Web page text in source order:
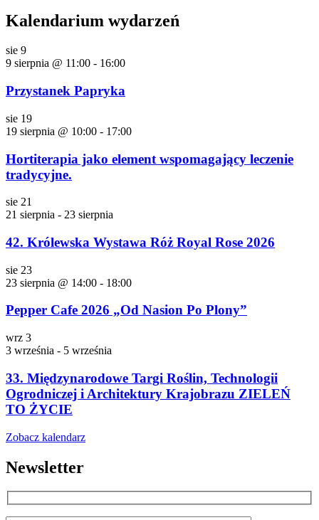
Kalendarium wydarzeń
sie 9
9 sierpnia @ 11:00 - 16:00
Przystanek Papryka
sie 19
19 sierpnia @ 10:00 - 17:00
Hortiterapia jako element wspomagający leczenie
tradycyjne.
sie 21
21 sierpnia - 23 sierpnia
42. Królewska Wystawa Róż Royal Rose 2026
sie 23
23 sierpnia @ 14:00 - 18:00
Pepper Cafe 2026 „Od Nasion Po Plony”
wrz 3
3 września - 5 września
33. Międzynarodowe Targi Roślin, Technologii
Ogrodniczej i Architektury Krajobrazu ZIELEŃ
TO ŻYCIE
Zobacz kalendarz
Newsletter